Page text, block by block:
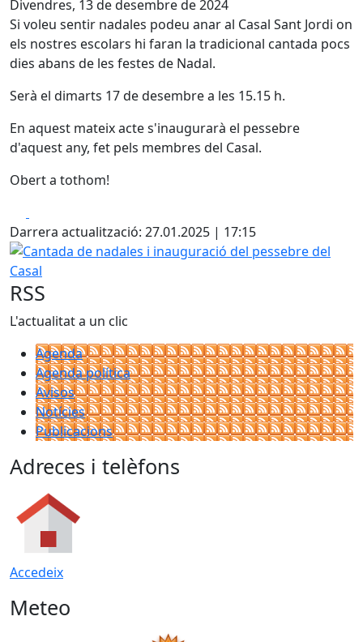
Divendres, 13 de desembre de 2024
Si voleu sentir nadales podeu anar al Casal Sant Jordi on
els nostres escolars hi faran la tradicional cantada pocs
dies abans de les festes de Nadal.
Serà el dimarts 17 de desembre a les 15.15 h.
En aquest mateix acte s'inaugurarà el pessebre
d'aquest any, fet pels membres del Casal.
Obert a tothom!
Darrera actualització: 27.01.2025 | 17:15
Cantada de nadales i inauguració del pessebre del Casal
RSS
L'actualitat a un clic
Agenda
Agenda política
Avisos
Notícies
Publicacions
Adreces i telèfons
Accedeix
Meteo